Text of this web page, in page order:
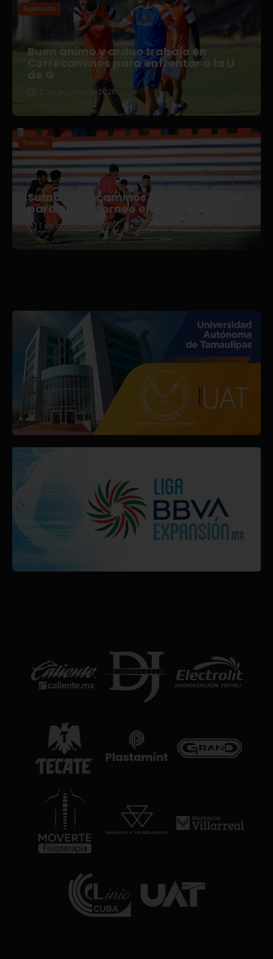
Expansión
Buen ánimo y arduo trabajo en
Correcaminos para enfrentar a la U
de G
2 de agosto de 2026
Premier
Suma Correcaminos incorporaciones
para nuevo torneo en Liga Premier
1 de agosto de 2026